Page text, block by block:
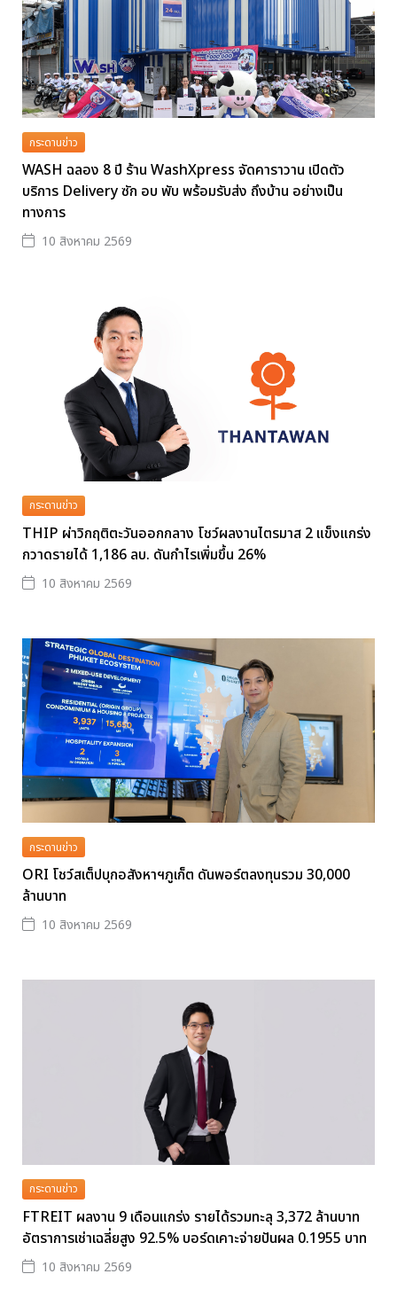
กระดานข่าว
WASH ฉลอง 8 ปี ร้าน WashXpress จัดคาราวาน เปิดตัว
บริการ Delivery ซัก อบ พับ พร้อมรับส่ง ถึงบ้าน อย่างเป็น
ทางการ
10 สิงหาคม 2569
กระดานข่าว
THIP ผ่าวิกฤติตะวันออกกลาง โชว์ผลงานไตรมาส 2 แข็งแกร่ง
กวาดรายได้ 1,186 ลบ. ดันกำไรเพิ่มขึ้น 26%
10 สิงหาคม 2569
กระดานข่าว
ORI โชว์สเต็ปบุกอสังหาฯภูเก็ต ดันพอร์ตลงทุนรวม 30,000
ล้านบาท
10 สิงหาคม 2569
กระดานข่าว
FTREIT ผลงาน 9 เดือนแกร่ง รายได้รวมทะลุ 3,372 ล้านบาท
อัตราการเช่าเฉลี่ยสูง 92.5% บอร์ดเคาะจ่ายปันผล 0.1955 บาท
10 สิงหาคม 2569